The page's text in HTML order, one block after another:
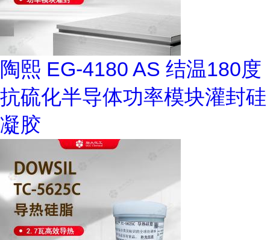
陶熙 EG-4180 AS 结温180度
抗硫化半导体功率模块灌封硅
凝胶